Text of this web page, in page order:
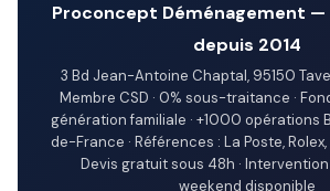
Proconcept Déménagement —
depuis 2014
3 Bd Jean-Antoine Chaptal, 95150
Membre CSD · 0% sous-traitance ·
génération familiale · +1000 opérations
de-France · Références : La Poste, Rolex,
Devis gratuit sous 48h ·
weekend disponible